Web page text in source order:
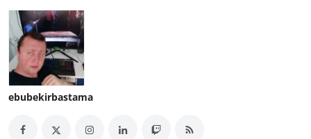
ebubekirbastama